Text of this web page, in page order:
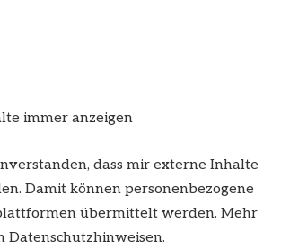
immer anzeigen
dass mir externe Inhalte
Damit können personenbezogene
übermittelt werden. Mehr
Datenschutzhinweisen.